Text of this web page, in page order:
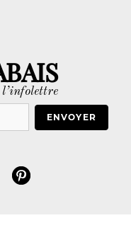
ENVOYER